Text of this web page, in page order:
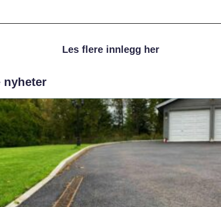
Les flere innlegg her
nyheter